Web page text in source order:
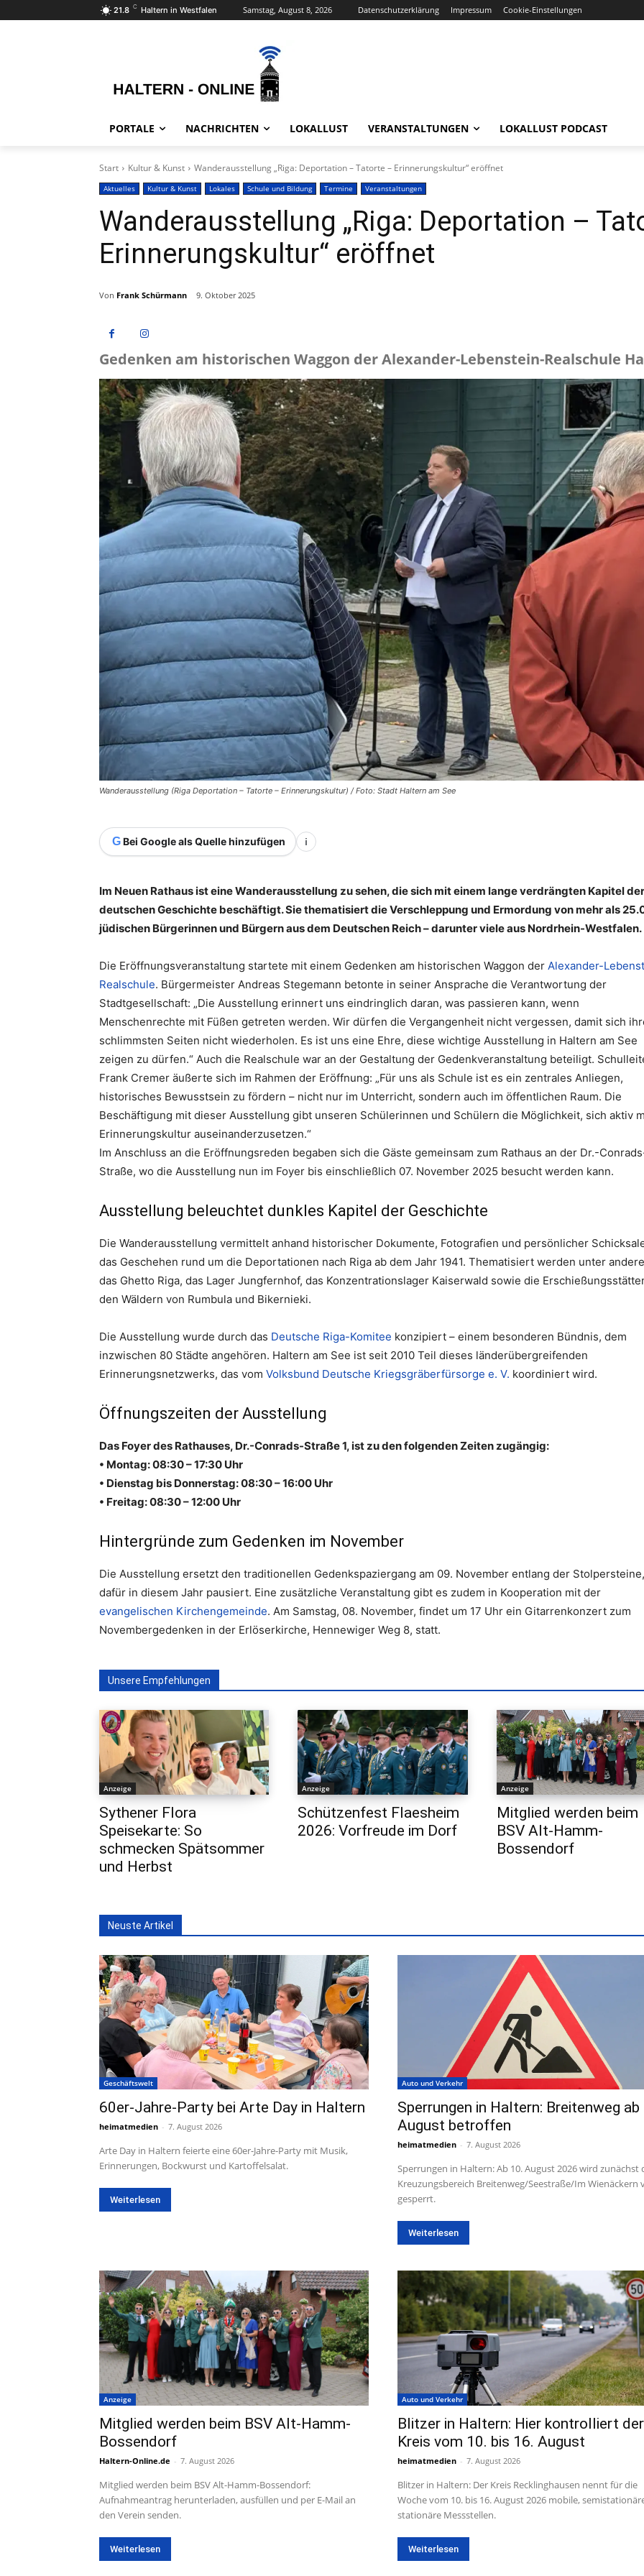
21.8 C Haltern in Westfalen Samstag, August 8, 2026 Datenschutzerklärung Impressum Cookie-Einstellungen
PORTALE NACHRICHTEN LOKALLUST VERANSTALTUNGEN LOKALLUST PODCAST
Start Kultur & Kunst Wanderausstellung „Riga: Deportation – Tatorte – Erinnerungskultur“ eröffnet
Aktuelles Kultur & Kunst Lokales Schule und Bildung Termine Veranstaltungen
Wanderausstellung „Riga: Deportation –
Erinnerungskultur“ eröffnet
Von Frank Schürmann 9. Oktober 2025
Gedenken am historischen Waggon der Alexander-Lebenstein-Realschule
Wanderausstellung (Riga Deportation – Tatorte – Erinnerungskultur) / Foto: Stadt Haltern am See
G Bei Google als Quelle hinzufügen i
Im Neuen Rathaus ist eine Wanderausstellung zu sehen, die sich mit einem lange verdrängten Kapitel der
deutschen Geschichte beschäftigt. Sie thematisiert die Verschleppung und Ermordung von mehr als
jüdischen Bürgerinnen und Bürgern aus dem Deutschen Reich – darunter viele aus Nordrhein-Westfalen.
Die Eröffnungsveranstaltung startete mit einem Gedenken am historischen Waggon der Alexander-
Realschule. Bürgermeister Andreas Stegemann betonte in seiner Ansprache die Verantwortung der
Stadtgesellschaft: „Die Ausstellung erinnert uns eindringlich daran, was passieren kann, wenn
Menschenrechte mit Füßen getreten werden. Wir dürfen die Vergangenheit nicht vergessen, damit sich
schlimmsten Seiten nicht wiederholen. Es ist uns eine Ehre, diese wichtige Ausstellung in Haltern am See
zeigen zu dürfen.“ Auch die Realschule war an der Gestaltung der Gedenkveranstaltung beteiligt.
Frank Cremer äußerte sich im Rahmen der Eröffnung: „Für uns als Schule ist es ein zentrales Anliegen,
historisches Bewusstsein zu fördern – nicht nur im Unterricht, sondern auch im öffentlichen Raum. Die
Beschäftigung mit dieser Ausstellung gibt unseren Schülerinnen und Schülern die Möglichkeit, sich aktiv
Erinnerungskultur auseinanderzusetzen.“
Im Anschluss an die Eröffnungsreden begaben sich die Gäste gemeinsam zum Rathaus an der Dr.-
Straße, wo die Ausstellung nun im Foyer bis einschließlich 07. November 2025 besucht werden kann.
Ausstellung beleuchtet dunkles Kapitel der Geschichte
Die Wanderausstellung vermittelt anhand historischer Dokumente, Fotografien und persönlicher
das Geschehen rund um die Deportationen nach Riga ab dem Jahr 1941. Thematisiert werden unter
das Ghetto Riga, das Lager Jungfernhof, das Konzentrationslager Kaiserwald sowie die
den Wäldern von Rumbula und Bikernieki.
Die Ausstellung wurde durch das Deutsche Riga-Komitee konzipiert – einem besonderen Bündnis, dem
inzwischen 80 Städte angehören. Haltern am See ist seit 2010 Teil dieses länderübergreifenden
Erinnerungsnetzwerks, das vom Volksbund Deutsche Kriegsgräberfürsorge e. V. koordiniert wird.
Öffnungszeiten der Ausstellung
Das Foyer des Rathauses, Dr.-Conrads-Straße 1, ist zu den folgenden Zeiten zugängig:
• Montag: 08:30 – 17:30 Uhr
• Dienstag bis Donnerstag: 08:30 – 16:00 Uhr
• Freitag: 08:30 – 12:00 Uhr
Hintergründe zum Gedenken im November
Die Ausstellung ersetzt den traditionellen Gedenkspaziergang am 09. November entlang der
dafür in diesem Jahr pausiert. Eine zusätzliche Veranstaltung gibt es zudem in Kooperation mit der
evangelischen Kirchengemeinde. Am Samstag, 08. November, findet um 17 Uhr ein Gitarrenkonzert zum
Novembergedenken in der Erlöserkirche, Hennewiger Weg 8, statt.
Unsere Empfehlungen
Anzeige
Sythener Flora
Speisekarte: So
schmecken Spätsommer
und Herbst
Anzeige
Schützenfest Flaesheim
2026: Vorfreude im Dorf
Anzeige
Mitglied werden beim
BSV Alt-Hamm-
Bossendorf
Neuste Artikel
Geschäftswelt
60er-Jahre-Party bei Arte Day in Haltern
heimatmedien - 7. August 2026
Arte Day in Haltern feierte eine 60er-Jahre-Party mit Musik,
Erinnerungen, Bockwurst und Kartoffelsalat.
Weiterlesen
Auto und Verkehr
Sperrungen in Haltern: Breitenweg ab
August betroffen
heimatmedien - 7. August 2026
Sperrungen in Haltern: Ab 10. August 2026 wird zunächst
Kreuzungsbereich Breitenweg/Seestraße/Im Wienäckern
gesperrt.
Weiterlesen
Anzeige
Mitglied werden beim BSV Alt-Hamm-
Bossendorf
Haltern-Online.de - 7. August 2026
Mitglied werden beim BSV Alt-Hamm-Bossendorf:
Aufnahmeantrag herunterladen, ausfüllen und per E-Mail an
den Verein senden.
Weiterlesen
Auto und Verkehr
Blitzer in Haltern: Hier kontrolliert der
Kreis vom 10. bis 16. August
heimatmedien - 7. August 2026
Blitzer in Haltern: Der Kreis Recklinghausen nennt für die
Woche vom 10. bis 16. August 2026 mobile,
stationäre Messstellen.
Weiterlesen